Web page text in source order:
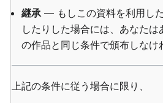
継承— もしこの資料を利用し
したりした場合には、あなた
の作品と同じ条件で頒布しなけ
上記の条件に従う場合に限り、